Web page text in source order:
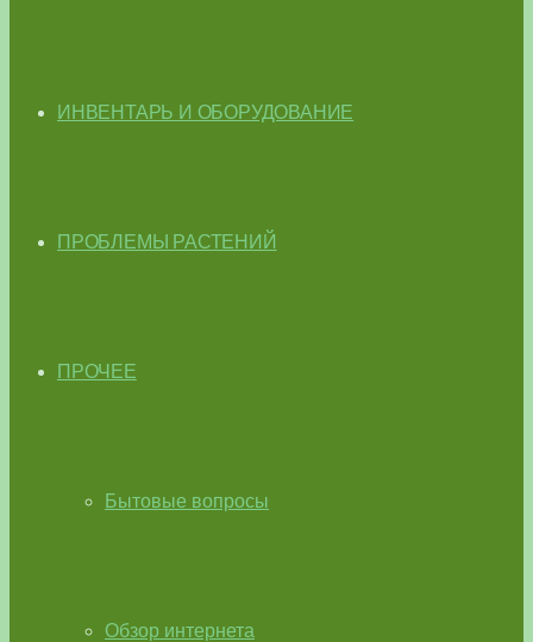
ИНВЕНТАРЬ И ОБОРУДОВАНИЕ
ПРОБЛЕМЫ РАСТЕНИЙ
ПРОЧЕЕ
Бытовые вопросы
Обзор интернета